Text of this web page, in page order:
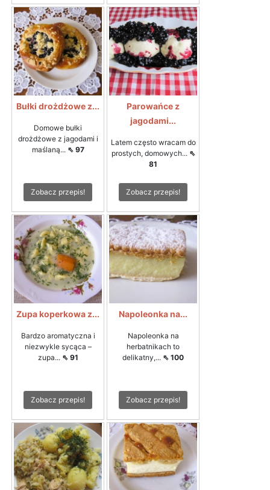
Bułki drożdżowe z...
Domowe bułki
drożdżowe z jagodami i
maślaną... ⇖ 97
Zobacz przepis!
Parowańce z
jagodami...
Latem często wracam do
prostych, domowych... ⇖
81
Zobacz przepis!
Zupa koperkowa z...
Bardzo aromatyczna i
niezwykle sycąca –
zupa... ⇖ 91
Zobacz przepis!
Napoleonka na...
Napoleonka na
herbatnikach to
delikatny,... ⇖ 100
Zobacz przepis!